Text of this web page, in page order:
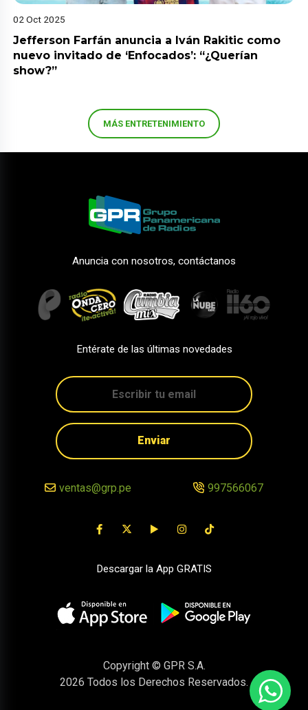
02 Oct 2025
Jefferson Farfán anuncia a Iván Rakitic como
nuevo invitado de ‘Enfocados’: “¿Querían
show?”
MÁS ENTRETENIMIENTO
Anuncia con nosotros, contáctanos
Entérate de las últimas novedades
Enviar
ventas@grp.pe 997566067
Descargar la App GRATIS
Copyright © GPR S.A.
2026 Todos los Derechos Reservados.